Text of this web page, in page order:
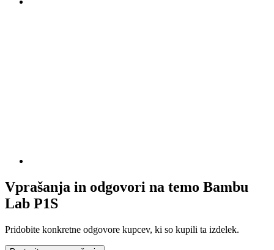
Vprašanja in odgovori na temo Bambu
Lab P1S
Pridobite konkretne odgovore kupcev, ki so kupili ta izdelek.